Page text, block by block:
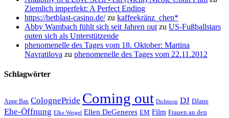
Ziemlich imperfekt: A Perfect Ending
https://betblast-casino.de/zu kaffeekränz_chen*
Abby Wambach fühlt sich seit Jahren out zu US-Fußballstars
outen sich als Unterstützende
phenomenelle des Tages vom 18. Oktober: Martina
Navratilova zu phenomenelle des Tages vom 22.11.2012
Schlagwörter
Anne Bax ColognePride Coming out Dichterin DJ DJane
Ehe-Öffnung Elke Weigel Ellen DeGeneres EM Film Frauen an den